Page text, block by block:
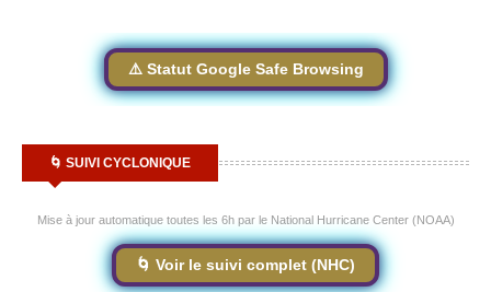
⚠️ Statut Google Safe Browsing
🌀 SUIVI CYCLONIQUE
Mise à jour automatique toutes les 6h par le National Hurricane Center (NOAA)
🌀 Voir le suivi complet (NHC)